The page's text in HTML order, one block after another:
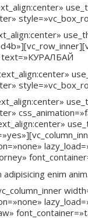
text=»КУРАЛБАЙ
enim